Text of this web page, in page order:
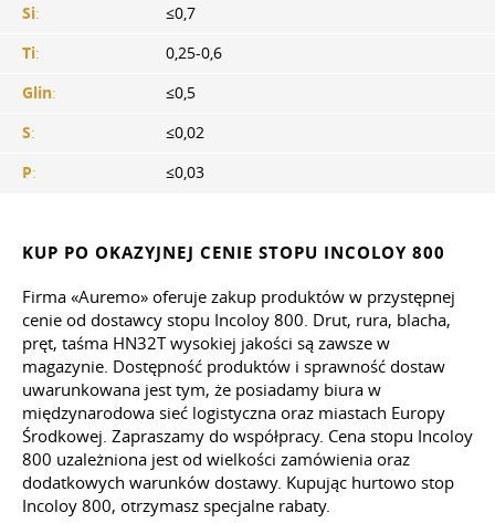
Si:
≤0,7
Ti:
0,25-0,6
Glin:
≤0,5
S:
≤0,02
P: ≤0,03
KUP PO OKAZYJNEJ CENIE STOPU INCOLOY 800
Firma «Auremo» oferuje zakup produktów w przystępnej
cenie od dostawcy stopu Incoloy 800. Drut, rura, blacha,
pręt, taśma HN32T wysokiej jakości są zawsze w
magazynie. Dostępność produktów i sprawność dostaw
uwarunkowana jest tym, że posiadamy biura w
międzynarodowa sieć logistyczna oraz miastach Europy
Środkowej. Zapraszamy do współpracy. Cena stopu Incoloy
800 uzależniona jest od wielkości zamówienia oraz
dodatkowych warunków dostawy. Kupując hurtowo stop
Incoloy 800, otrzymasz specjalne rabaty.